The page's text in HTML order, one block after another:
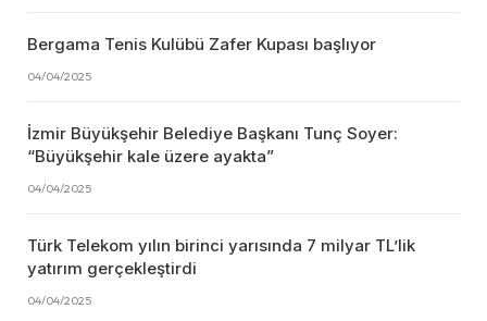
Bergama Tenis Kulübü Zafer Kupası başlıyor
04/04/2025
İzmir Büyükşehir Belediye Başkanı Tunç Soyer:
“Büyükşehir kale üzere ayakta”
04/04/2025
Türk Telekom yılın birinci yarısında 7 milyar TL’lik
yatırım gerçekleştirdi
04/04/2025